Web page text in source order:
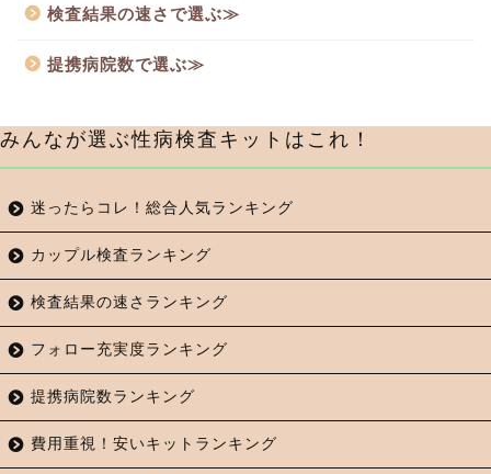
検査結果の速さで選ぶ≫
提携病院数で選ぶ≫
みんなが選ぶ性病検査キットはこれ！
迷ったらコレ！総合人気ランキング
カップル検査ランキング
検査結果の速さランキング
フォロー充実度ランキング
提携病院数ランキング
費用重視！安いキットランキング